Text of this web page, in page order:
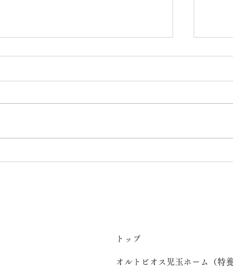
オレンジカフェほっとこだま
ウエ
トップ
オルトビオス児玉ホーム（特